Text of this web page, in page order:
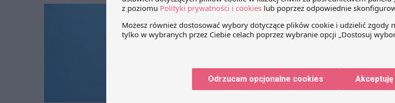
Zmiany przepisów dotyczące
5 sierpnia 2025 dr Mateusz Mądry|Michał Komar
23 lipca w Dzienniku Urzędowym Unii Europejskiej
dnia 22 lipca 2025 r., zmieniające rozporządzenie
nad bezpieczeństwem farmakoterapii. Nowe przepisy
zakresie umów dotyczących Pharmacovigilance, co
Odrzucam opcjonalne cookies